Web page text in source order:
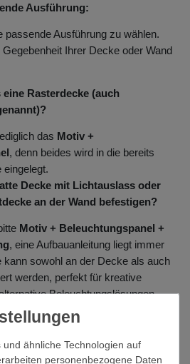
Ausführung:
passende Ausführung zu wählen.
Ihrer Decke oder Wand
Rasterdecke (auch
das Motiv +
, denn beides wird in die bereits
eingelegt.
Decke mit Lichtauslass oder
an der Wand befestigen?
Motiv + Beleuchtungspanel +
, eine Aufbauanleitung liegt immer
kann sowohl an der Decke als auch
werden, perfekt für kreative
Beleuchtungslösungen.
eine Lichtdecke und möchten nur
, der Wechsel ist
ähnliche Technologien auf
personenbezogene Daten